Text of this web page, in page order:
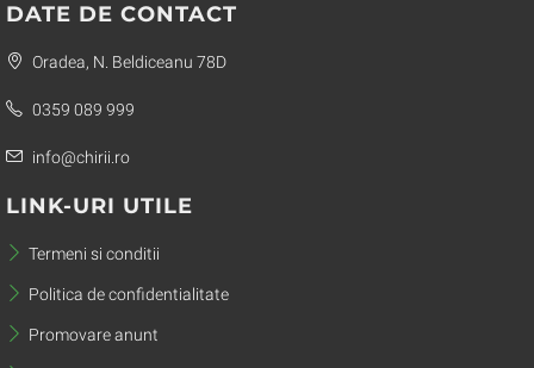
DATE DE CONTACT
Oradea, N. Beldiceanu 78D
0359 089 999
info@chirii.ro
LINK-URI UTILE
Termeni si conditii
Politica de confidentialitate
Promovare anunt